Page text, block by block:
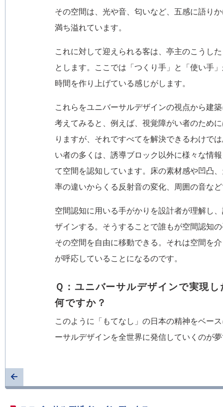
その空間は、光や音、匂いなど、五感に語り
満ち溢れています。
これに対して迎えられる客は、亭主のこうし
とします。ここでは「つくり手」と「使い手
時間を作り上げている感じがします。
これらをユニバーサルデザインの視点から建
考えてみると、例えば、視覚障がい者のため
りますが、それですべてを解決できるわけで
い者の多くは、誘導ブロック以外に様々な情
て空間を認知しています。床の素材感や凹凸
率の違いからくる反射音の変化、周囲の音な
空間認知に用いる手がかりを設計者が理解し
ザインする。そうすることで誰もが空間認知
その空間を自由に移動できる。それは空間を
が呼応していることになるのです。
Ｑ：ユニバーサルデザインで実現
何ですか？
このように「もてなし」の日本の精神をベー
ーサルデザインを全世界に発信していくのが